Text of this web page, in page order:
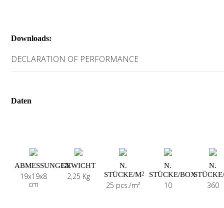
Downloads:
DECLARATION OF PERFORMANCE
Daten
ABMESSUNGEN
19x19x8
cm
GEWICHT
2,25 Kg
N.
STÜCKE/M2
25 pcs./m²
N.
STÜCKE/BOX
10
N.
360